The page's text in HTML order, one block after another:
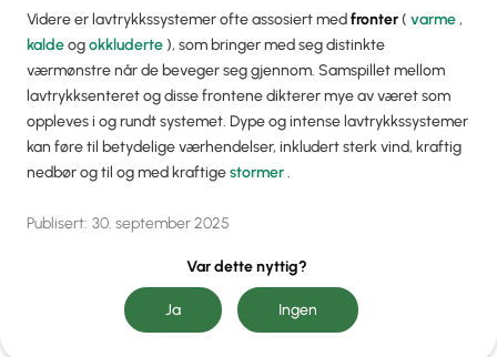
Videre er lavtrykkssystemer ofte assosiert medfronter( varme,
kaldeogokkluderte ), som bringer med seg distinkte
værmønstre når de beveger seg gjennom. Samspillet mellom
lavtrykksenteret og disse frontene dikterer mye av været som
oppleves i og rundt systemet. Dype og intense lavtrykkssystemer
kan føre til betydelige værhendelser, inkludert sterk vind, kraftig
nedbør og til og med kraftigestormer.
Publisert: 30. september 2025
Var dette nyttig?